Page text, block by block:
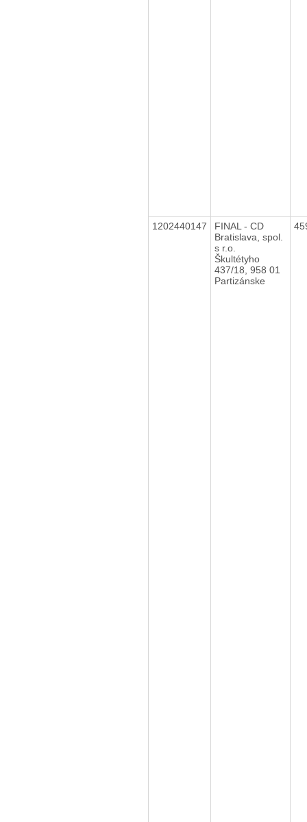
1202440147
FINAL - CD
Bratislava, spol.
s r.o.
Škultétyho
437/18, 958 01
Partizánske